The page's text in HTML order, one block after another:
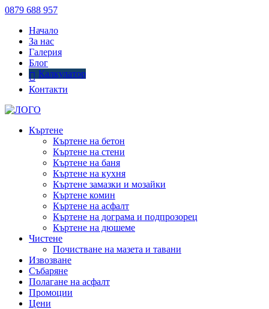
0879 688 957
Начало
За нас
Галерия
Блог
Калкулатор
Контакти
Къртене
Къртене на бетон
Къртене на стени
Къртене на баня
Къртене на кухня
Къртене замазки и мозайки
Къртене комин
Къртене на асфалт
Къртене на дограма и подпрозорец
Къртене на дюшеме
Чистене
Почистване на мазета и тавани
Извозване
Събаряне
Полагане на асфалт
Промоции
Цени